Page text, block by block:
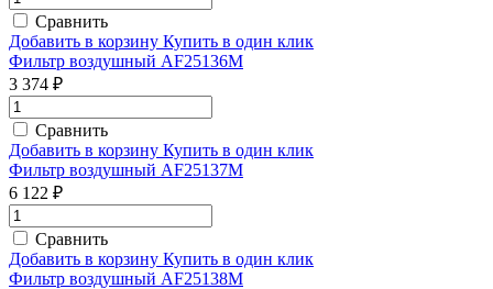
Сравнить
Добавить в корзину Купить в один клик
Фильтр воздушный AF25136M
3 374 ₽
Сравнить
Добавить в корзину Купить в один клик
Фильтр воздушный AF25137M
6 122 ₽
Сравнить
Добавить в корзину Купить в один клик
Фильтр воздушный AF25138M